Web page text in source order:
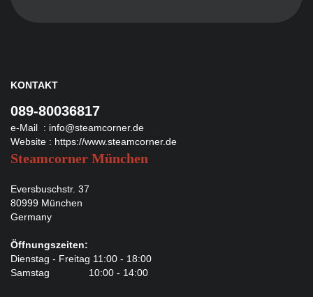
KONTAKT
089-80036817
e-Mail : info@steamcorner.de
Website : https://www.steamcorner.de
Steamcorner München
Eversbuschstr. 37
80999 München
Germany
Öffnungszeiten:
Dienstag - Freitag 11:00 - 18:00
Samstag 10:00 - 14:00